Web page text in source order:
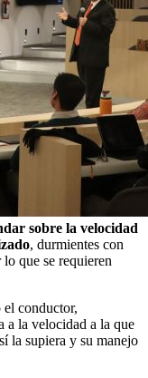
sobre la velocidad
, durmientes con
que se requieren
conductor,
a la velocidad a la que
la supiera y su manejo